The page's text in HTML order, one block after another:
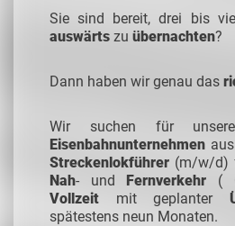
Sie sind bereit, drei bis
auswärts zu übernachten?
Dann haben wir genau das
Wir suchen für
Eisenbahnunternehmen
Streckenlokführer (m/w/d)
Nah- und Fernverkehr (
Vollzeit mit geplanter
spätestens neun Monaten.